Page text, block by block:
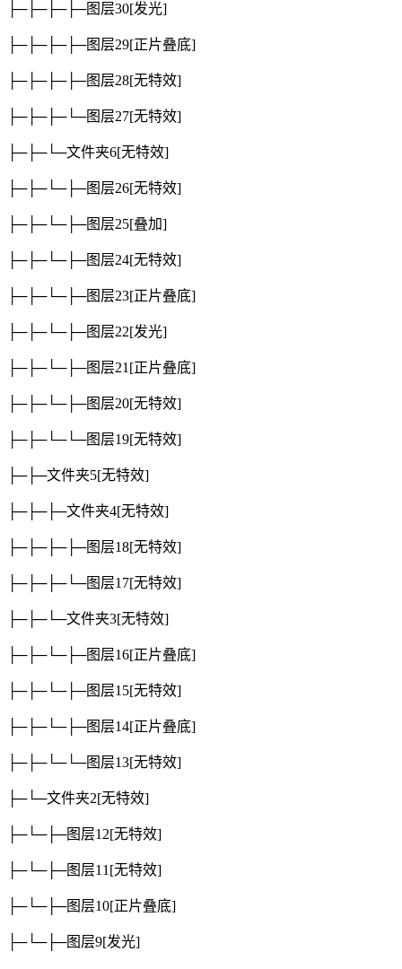
├─├─├─├─图层30[发光]
├─├─├─├─图层29[正片叠底]
├─├─├─├─图层28[无特效]
├─├─├─└─图层27[无特效]
├─├─└─文件夹6[无特效]
├─├─└─├─图层26[无特效]
├─├─└─├─图层25[叠加]
├─├─└─├─图层24[无特效]
├─├─└─├─图层23[正片叠底]
├─├─└─├─图层22[发光]
├─├─└─├─图层21[正片叠底]
├─├─└─├─图层20[无特效]
├─├─└─└─图层19[无特效]
├─├─文件夹5[无特效]
├─├─├─文件夹4[无特效]
├─├─├─├─图层18[无特效]
├─├─├─└─图层17[无特效]
├─├─└─文件夹3[无特效]
├─├─└─├─图层16[正片叠底]
├─├─└─├─图层15[无特效]
├─├─└─├─图层14[正片叠底]
├─├─└─└─图层13[无特效]
├─└─文件夹2[无特效]
├─└─├─图层12[无特效]
├─└─├─图层11[无特效]
├─└─├─图层10[正片叠底]
├─└─├─图层9[发光]